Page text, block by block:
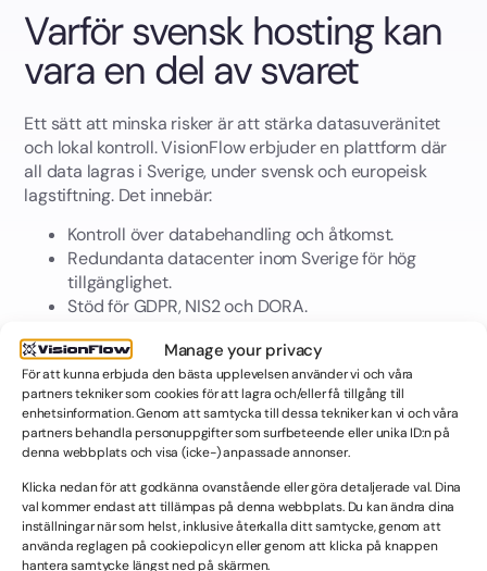
Manage your privacy
För att kunna erbjuda den bästa upplevelsen använder vi och våra
partners tekniker som cookies för att lagra och/eller få tillgång till
enhetsinformation. Genom att samtycka till dessa tekniker kan vi och våra
partners behandla personuppgifter som surfbeteende eller unika ID:n på
denna webbplats och visa (icke-) anpassade annonser.
Klicka nedan för att godkänna ovanstående eller göra detaljerade val. Dina
val kommer endast att tillämpas på denna webbplats. Du kan ändra dina
inställningar när som helst, inklusive återkalla ditt samtycke, genom att
använda reglagen på cookiepolicyn eller genom att klicka på knappen
hantera samtycke längst ned på skärmen.
Varför svensk hosting kan
vara en del av svaret
Ett sätt att minska risker är att stärka datasuveränitet
och lokal kontroll. VisionFlow erbjuder en plattform där
all data lagras i Sverige, under svensk och europeisk
lagstiftning. Det innebär:
Kontroll över databehandling och åtkomst.
Redundanta datacenter inom Sverige för hög
tillgänglighet.
Stöd för GDPR, NIS2 och DORA.
incidenthantering.
Genom att kombinera svensk hosting, transparens och
en säker utvecklingsprocess erbjuder VisionFlow en
lösning med robusthet, spårbarhet och efterlevnad i
fokus.